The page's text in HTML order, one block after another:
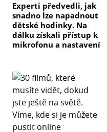
Experti předvedli, jak
snadno lze napadnout
dětské hodinky. Na
dálku získali přístup k
mikrofonu a nastavení